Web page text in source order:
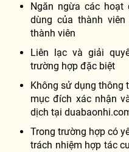
Ngăn ngừa các
dùng của thành
thành viên
Liên lạc và giải
trường hợp đặc biệt
Không sử dụng thông
mục đích xác nhận
dịch tại
Trong trường hợp có
trách nhiệm hợp tác